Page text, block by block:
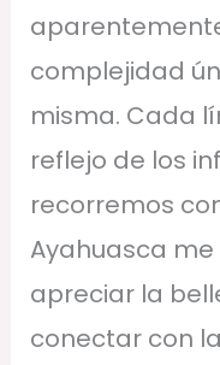
complejidad
misma. Cada
reflejo de los
recorremos
Ayahuasca
apreciar la
conectar con